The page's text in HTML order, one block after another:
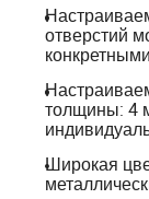
отверстий
толщины: 4
Широкая